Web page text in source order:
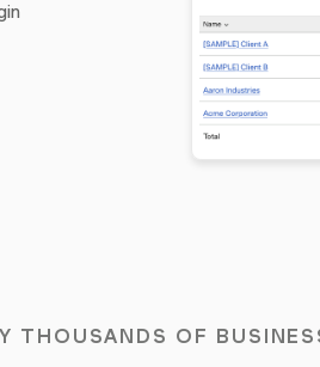
THOUSANDS OF